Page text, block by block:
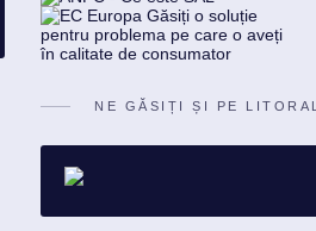
NE GĂSIȚI ȘI PE LITORAL